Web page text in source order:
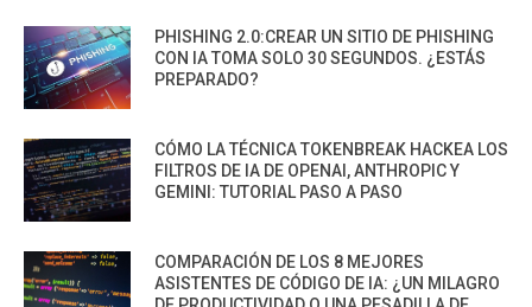
PHISHING 2.0:CREAR UN SITIO DE PHISHING
CON IA TOMA SOLO 30 SEGUNDOS. ¿ESTÁS
PREPARADO?
CÓMO LA TÉCNICA TOKENBREAK HACKEA LOS
FILTROS DE IA DE OPENAI, ANTHROPIC Y
GEMINI: TUTORIAL PASO A PASO
COMPARACIÓN DE LOS 8 MEJORES
ASISTENTES DE CÓDIGO DE IA: ¿UN MILAGRO